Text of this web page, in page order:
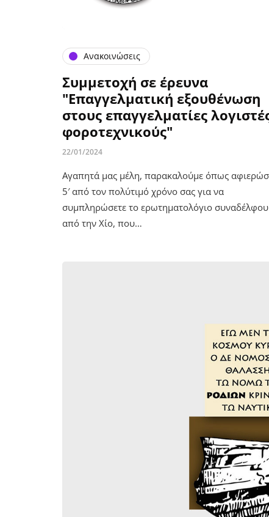
Ανακοινώσεις
Συμμετοχή σε έρευνα
"Επαγγελματική εξουθένωση
στους επαγγελματίες
φοροτεχνικούς"
22/01/2024
Αγαπητά μας μέλη, παρακαλούμε όπως
5′ από τον πολύτιμό χρόνο σας για να
συμπληρώσετε το ερωτηματολόγιο συναδέλφου
από την Χίο, που…